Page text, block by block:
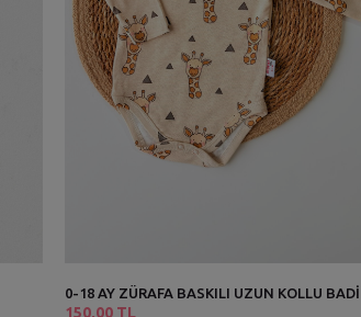
0-18 AY ZÜRAFA BASKILI UZUN KOLLU BADİ
150,00 TL